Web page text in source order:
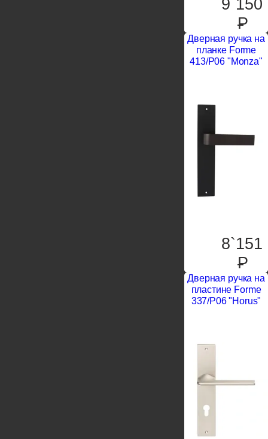
9`150
P
Дверная ручка на
планке Forme
413/P06 "Monza"
8`151
P
Дверная ручка на
пластине Forme
337/P06 "Horus"